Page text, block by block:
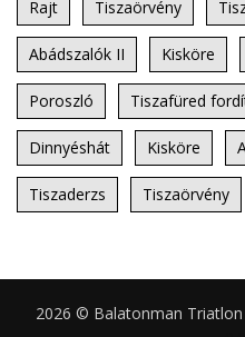
Rajt Tiszaörvény
Abádszalók II Kisköre
Poroszló Tiszafüred
Dinnyéshát Kisköre
Tiszaderzs Tiszaörvény
2026 © Balatonman